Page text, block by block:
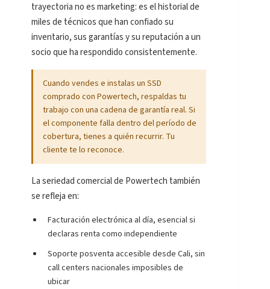
trayectoria no es marketing: es el historial de
miles de técnicos que han confiado su
inventario, sus garantías y su reputación a un
socio que ha respondido consistentemente.
Cuando vendes e instalas un SSD
comprado con Powertech, respaldas tu
trabajo con una cadena de garantía real. Si
el componente falla dentro del período de
cobertura, tienes a quién recurrir. Tu
cliente te lo reconoce.
La seriedad comercial de Powertech también
se refleja en:
Facturación electrónica al día, esencial si
declaras renta como independiente
Soporte posventa accesible desde Cali, sin
call centers nacionales imposibles de
ubicar